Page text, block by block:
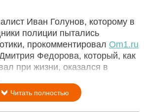
Иван Голунов, которому в
полиции пытались
прокомментировал Om1.ru
Федорова, который, как
при жизни, оказался в
Читать полностью